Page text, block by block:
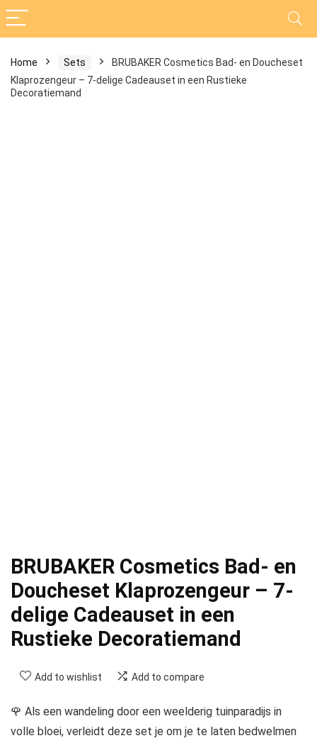
Home Sets
BRUBAKER Cosmetics Bad- en Doucheset
Klaprozengeur – 7-delige Cadeauset in een Rustieke
Decoratiemand
BRUBAKER Cosmetics Bad- en
Doucheset Klaprozengeur – 7-
delige Cadeauset in een
Rustieke Decoratiemand
Add to wishlist Add to compare
🌹 Als een wandeling door een weelderig tuinparadijs in
volle bloei, verleidt deze set je om je te laten bedwelmen